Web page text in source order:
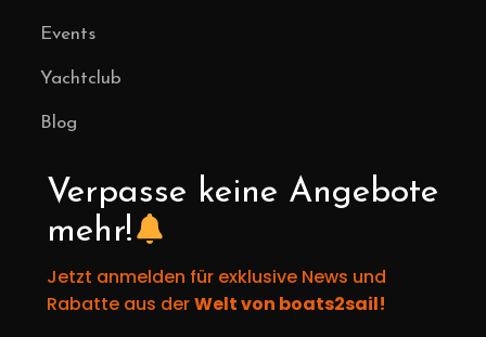
Events
Yachtclub
Blog
Verpasse keine Angebote
mehr!
Jetzt anmelden für exklusive News und
Rabatte aus derWelt von boats2sail!